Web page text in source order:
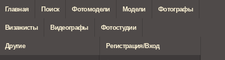
Главная Поиск Фотомодели Модели Фотографы
Визажисты Видеографы Фотостудии
Другие Регистрация/Вход